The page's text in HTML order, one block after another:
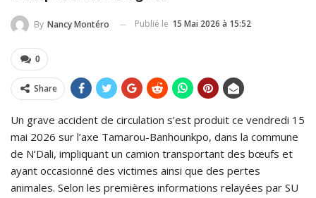
By Nancy Montéro Publié le 15 Mai 2026 à 15:52
0
Share
Un grave accident de circulation s’est produit ce vendredi 15
mai 2026 sur l’axe Tamarou-Banhounkpo, dans la commune
de N’Dali, impliquant un camion transportant des bœufs et
ayant occasionné des victimes ainsi que des pertes
animales. Selon les premières informations relayées par SU